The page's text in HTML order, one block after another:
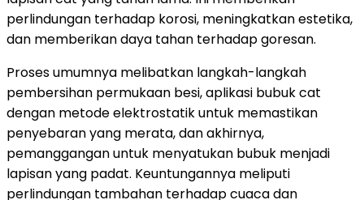
perlindungan terhadap korosi, meningkatkan estetika,
dan memberikan daya tahan terhadap goresan.
Proses umumnya melibatkan langkah-langkah
pembersihan permukaan besi, aplikasi bubuk cat
dengan metode elektrostatik untuk memastikan
penyebaran yang merata, dan akhirnya,
pemanggangan untuk menyatukan bubuk menjadi
lapisan yang padat. Keuntungannya meliputi
perlindungan tambahan terhadap cuaca dan